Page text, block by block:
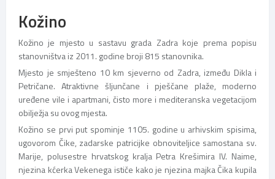
Kožino
Kožino je mjesto u sastavu grada Zadra koje prema popisu
stanovništva iz 2011. godine broji 815 stanovnika.
Mjesto je smješteno 10 km sjeverno od Zadra, između Dikla i
Petričane. Atraktivne šljunčane i pješčane plaže, moderno
uređene vile i apartmani, čisto more i mediteranska vegetacijom
obilježja su ovog mjesta.
Kožino se prvi put spominje 1105. godine u arhivskim spisima,
ugovorom Čike, zadarske patricijke obnoviteljice samostana sv.
Marije, polusestre hrvatskog kralja Petra Krešimira IV. Naime,
njezina kćerka Vekenega ističe kako je njezina majka Čika kupila